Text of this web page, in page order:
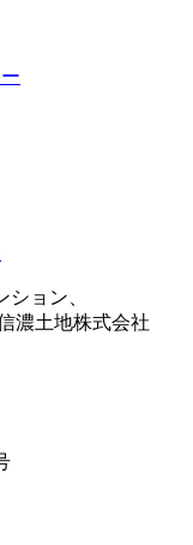
ョン、
濃土地株式会社